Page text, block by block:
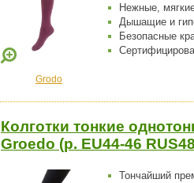
Нежные,
Дышащие и
Безопасные
Grodo
Колготки тонкие
Groedo (р. EU44-46
Тончайший